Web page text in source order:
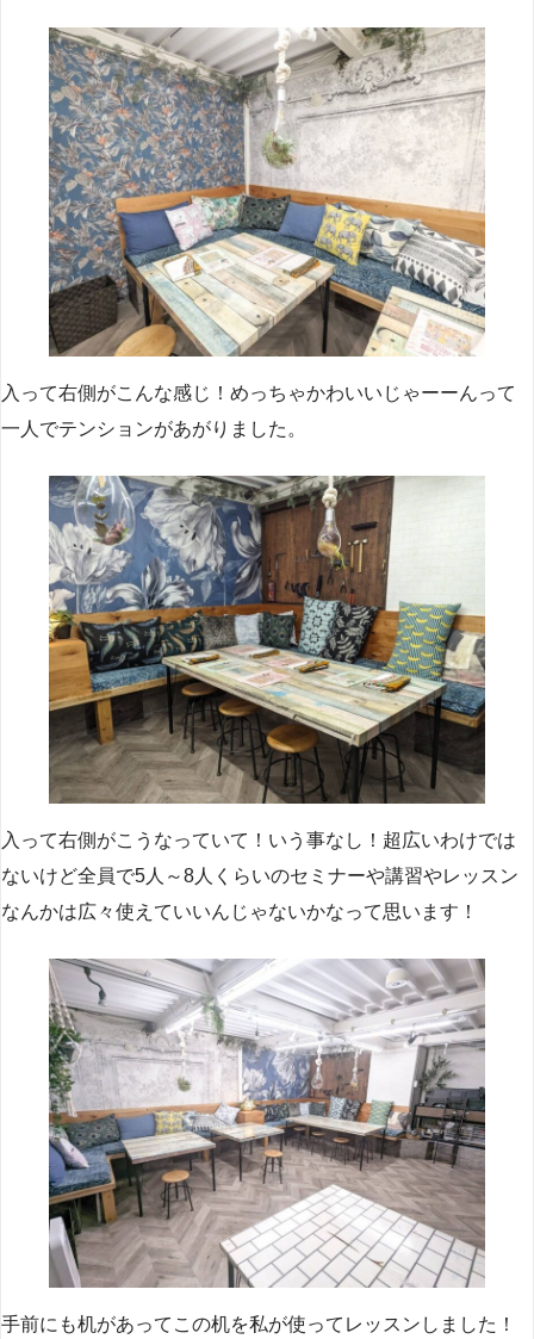
入って右側がこんな感じ！めっちゃかわいいじゃーーんって
一人でテンションがあがりました。
入って右側がこうなっていて！いう事なし！超広いわけでは
ないけど全員で5人～8人くらいのセミナーや講習やレッスン
なんかは広々使えていいんじゃないかなって思います！
手前にも机があってこの机を私が使ってレッスンしました！